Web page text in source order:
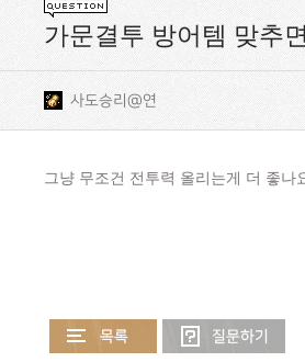
가문결투 방어템 맞추
사도승리@연
그냥 무조건 전투력 올리는게 더 좋나